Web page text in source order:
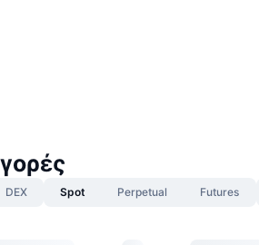
DEX Spot Perpetual Futures